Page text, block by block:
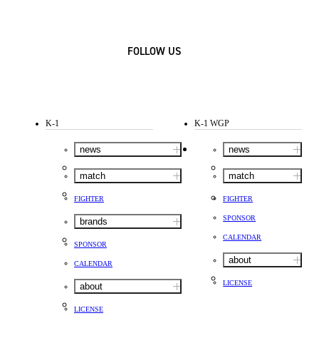
FOLLOW US
K-1
news
match
FIGHTER
brands
SPONSOR
CALENDAR
about
LICENSE
K-1 WGP
news
match
FIGHTER
SPONSOR
CALENDAR
about
LICENSE